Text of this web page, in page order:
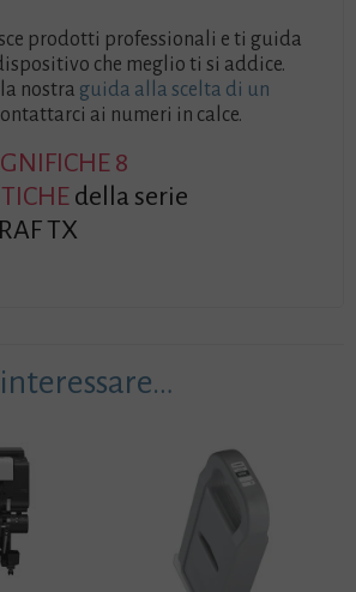
prodotti professionali e ti guida
che meglio ti si addice.
nostra guida alla scelta di un
ai numeri in calce.
8
della serie
TX